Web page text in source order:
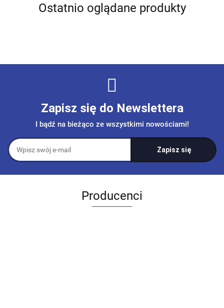
Ostatnio oglądane produkty
Zapisz się do Newslettera
I bądź na bieżąco ze wszystkimi nowościami!
Producenci